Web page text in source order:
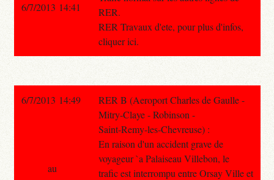
RER.
RER Travaux d'ete, pour plus d'infos,
cliquer ici.
6/7/2013 14:41
6/7/2013 14:49
RER B (Aeroport Charles de Gaulle -
Mitry-Claye - Robinson -
Saint-Remy-les-Chevreuse) :
En raison d'un accident grave de
voyageur `a Palaiseau Villebon, le
trafic est interrompu entre Orsay Ville et
au